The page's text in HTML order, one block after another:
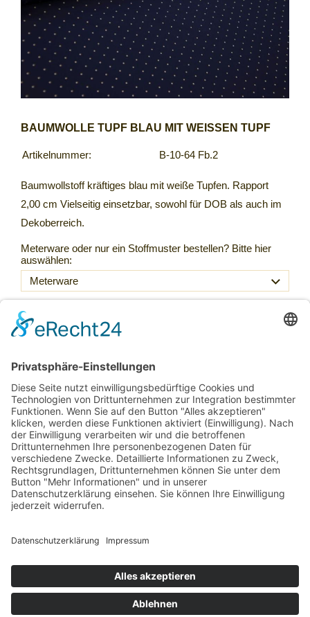
BAUMWOLLE TUPF BLAU MIT WEISSEN TUPF
Artikelnummer: B-10-64 Fb.2
Baumwollstoff kräftiges blau mit weiße Tupfen. Rapport
2,00 cm Vielseitig einsetzbar, sowohl für DOB als auch im
Dekoberreich.
Meterware oder nur ein Stoffmuster bestellen? Bitte hier
auswählen:
49,90 €
Sofort ab Lager
Laufmeter *(49,90 € / lfm):
In den Warenkorb
Für später merken
SO FINDEN SIE UNS